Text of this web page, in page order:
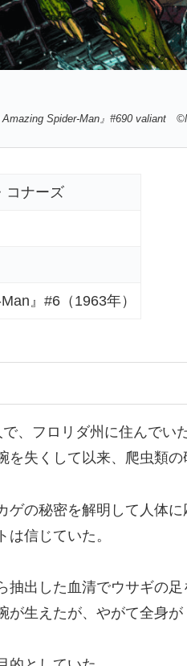
Amazing Spider-Man』 #690 valiant
コナーズ
』#6（1963年）
、フロリダ州に住んでいた
失くして以来、爬虫類の
ゲの秘密を解明して人体
信じていた。
出した血清でウサギの足
生えたが、やがて全身が